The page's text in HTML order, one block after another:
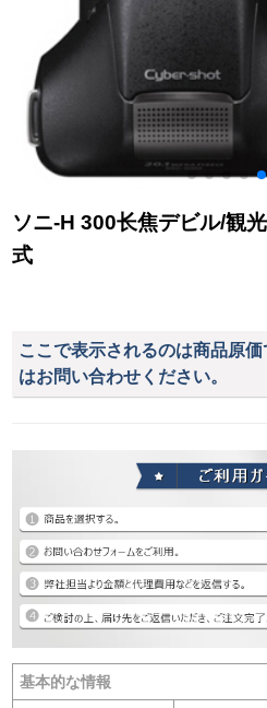
ソニ-H 300长焦デビル/観
式
ここで表示されるのは商品原
はお問い合わせください。
基本的な情報